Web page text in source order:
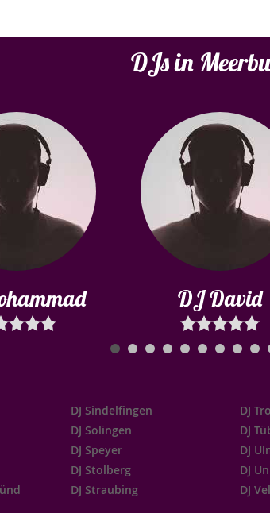
DJs in
DJ David
DJ Sindelfingen
DJ Solingen
DJ Speyer
DJ Stolberg
DJ Straubing
DJ
DJ
DJ
DJ
DJ